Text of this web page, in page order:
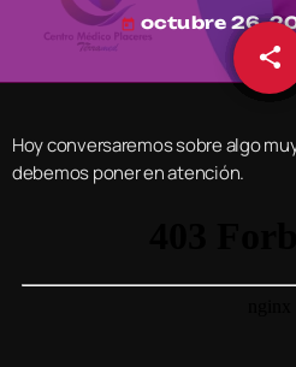
today octubre 26,
share
email
Hoy conversaremos sobre algo
debemos poner en atención.